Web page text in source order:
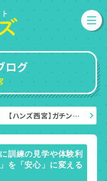
ログ
【ハンズ西宮】ガチン…
訓練の見学や体験利
を「安心」に変える